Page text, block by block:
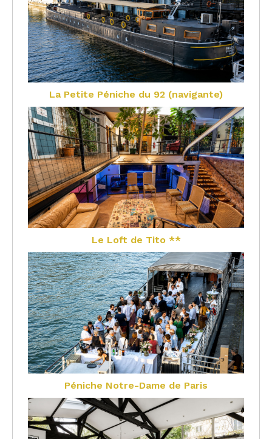
La Petite Péniche du 92 (navigante)
Le Loft de Tito **
Péniche Notre-Dame de Paris